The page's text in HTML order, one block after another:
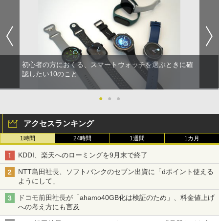
初心者の方におくる、スマートウォッチを選ぶときに確
認したい10のこと
● ● ●
アクセスランキング
1時間 24時間 1週間 1カ月
KDDI、楽天へのローミングを9月末で終了
NTT島田社長、ソフトバンクのセブン出資に「dポイント使える
ようにして」
ドコモ前田社長が「ahamo40GB化は検証のため」、料金値上げ
への考え方にも言及